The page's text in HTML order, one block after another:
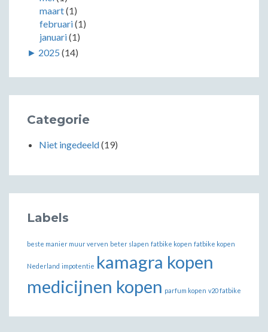
maart(1)
februari(1)
januari(1)
► 2025 (14)
Categorie
Niet ingedeeld(19)
Labels
beste manier muur verven beter slapen fatbike kopen fatbike kopen
Nederland impotentie kamagra kopen
medicijnen kopen parfum kopen v20 fatbike